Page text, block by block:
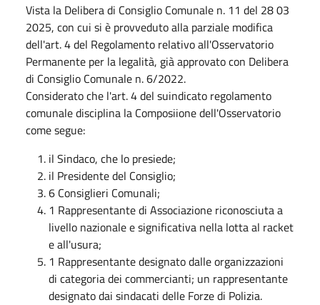
Vista la Deliberadi Consiglio Comunale n. 11 del 2803
2025, con cui si è provvedutoalla parziale modifica
dell'art.4del Regolamento relativoall'Osservatorio
Permanente per la legalità, giàapprovatocon Delibera
di Consiglio Comunale n.6/2022.
Considerato che l'art.4del suindicato regolamento
comunaledisciplina la Composiionedell'Osservatorio
comesegue:
il Sindaco, che lo presiede;
il Presidentedel Consiglio;
6 Consiglieri Comunali;
1 Rappresentantedi Associazione riconosciutaa
livello nazionalee significativa nella lottaal racket
eall'usura;
1 Rappresentante designato dalleorganizzazioni
di categoriadei commercianti; un rappresentante
designato dai sindacati delle Forzedi Polizia.